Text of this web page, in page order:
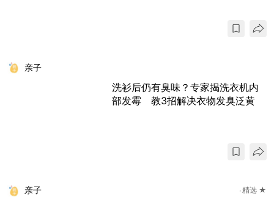
亲子
洗衫后仍有臭味？专家揭洗衣机内
部发霉 教3招解决衣物发臭泛黄
亲子 精选 ★